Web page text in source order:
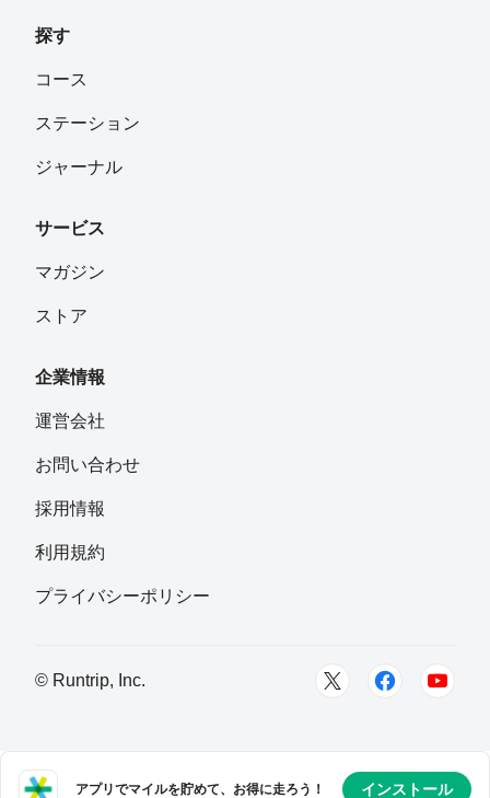
探す
コース
ステーション
ジャーナル
サービス
マガジン
ストア
企業情報
運営会社
お問い合わせ
採用情報
利用規約
プライバシーポリシー
© Runtrip, Inc.
アプリでマイルを貯めて、お得に走ろう！ インストール